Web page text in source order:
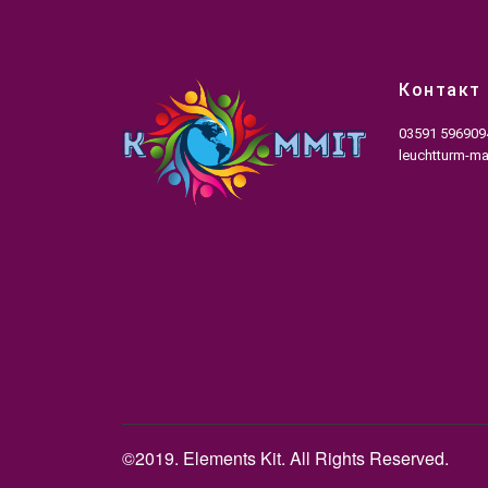
Контакт
03591
leuchtturm-
©2019. Elements Kit. All Rights Reserved.